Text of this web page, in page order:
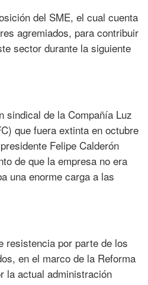
del SME, el cual cuenta
agremiados, para contribuir
sector durante la siguiente
sindical de la Compañía Luz
que fuera extinta en octubre
Felipe Calderón
de que la empresa no era
una enorme carga a las
resistencia por parte de los
en el marco de la Reforma
la actual administración